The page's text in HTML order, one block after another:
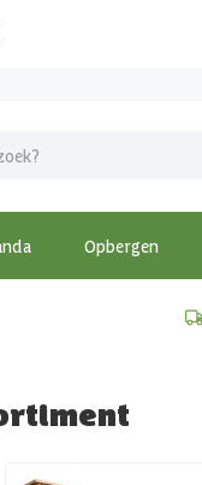
Opbergen